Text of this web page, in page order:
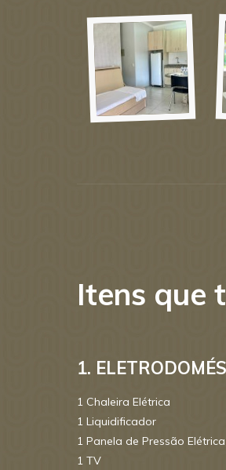
Itens que
1.
1 Chaleira Elétrica
1 Liquidificador
1 Panela de Pressão Elétrica
1 TV